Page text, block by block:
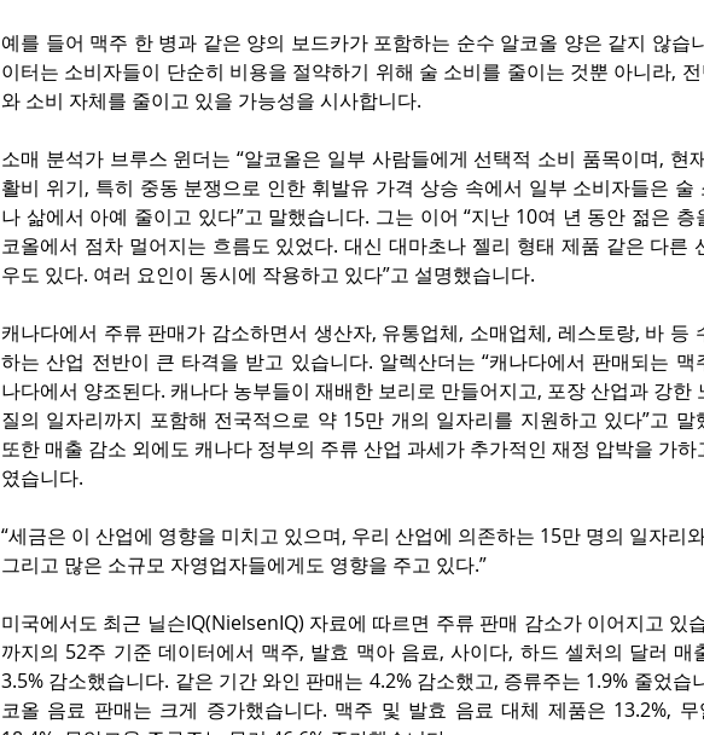
예를 들어 맥주 한 병과 같은 양의 보드카가 포함하는 순수 알코올 양은 같지 않습
이터는 소비자들이 단순히 비용을 절약하기 위해 술 소비를 줄이는 것뿐 아니라,
와 소비 자체를 줄이고 있을 가능성을 시사합니다.
소매 분석가 브루스 윈더는 “알코올은 일부 사람들에게 선택적 소비 품목이며, 현
활비 위기, 특히 중동 분쟁으로 인한 휘발유 가격 상승 속에서 일부 소비자들은 술
나 삶에서 아예 줄이고 있다”고 말했습니다. 그는 이어 “지난 10여 년 동안 젊은 층
코올에서 점차 멀어지는 흐름도 있었다. 대신 대마초나 젤리 형태 제품 같은 다른
우도 있다. 여러 요인이 동시에 작용하고 있다”고 설명했습니다.
캐나다에서 주류 판매가 감소하면서 생산자, 유통업체, 소매업체, 레스토랑, 바 등
하는 산업 전반이 큰 타격을 받고 있습니다. 알렉산더는 “캐나다에서 판매되는 맥
나다에서 양조된다. 캐나다 농부들이 재배한 보리로 만들어지고, 포장 산업과 강한
질의 일자리까지 포함해 전국적으로 약 15만 개의 일자리를 지원하고 있다”고 말
또한 매출 감소 외에도 캐나다 정부의 주류 산업 과세가 추가적인 재정 압박을 가하
였습니다.
“세금은 이 산업에 영향을 미치고 있으며, 우리 산업에 의존하는 15만 명의 일자리
그리고 많은 소규모 자영업자들에게도 영향을 주고 있다.”
미국에서도 최근 닐슨IQ(NielsenIQ) 자료에 따르면 주류 판매 감소가 이어지고 있
까지의 52주 기준 데이터에서 맥주, 발효 맥아 음료, 사이다, 하드 셀처의 달러 매
3.5% 감소했습니다. 같은 기간 와인 판매는 4.2% 감소했고, 증류주는 1.9% 줄었습
코올 음료 판매는 크게 증가했습니다. 맥주 및 발효 음료 대체 제품은 13.2%, 무